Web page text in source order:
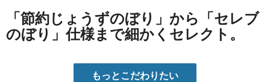
「節約じょうずのぼり」から「セレブ
のぼり」仕様まで細かくセレクト。
もっとこだわりたい